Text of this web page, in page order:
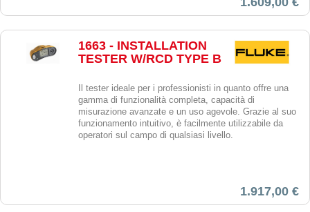
1663 - INSTALLATION
TESTER W/RCD TYPE B
Il tester ideale per i professionisti in quanto offre una
gamma di funzionalità completa, capacità di
misurazione avanzate e un uso agevole. Grazie al suo
funzionamento intuitivo, è facilmente utilizzabile da
operatori sul campo di qualsiasi livello.
1.917,00 €